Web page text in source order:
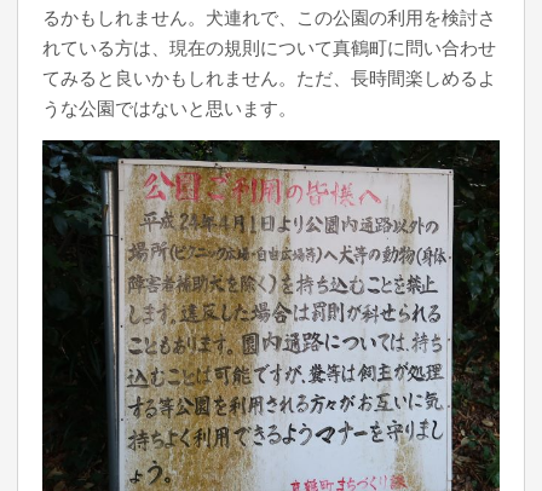
るかもしれません。犬連れで、この公園の利用を検討さ
れている方は、現在の規則について真鶴町に問い合わせ
てみると良いかもしれません。ただ、長時間楽しめるよ
うな公園ではないと思います。